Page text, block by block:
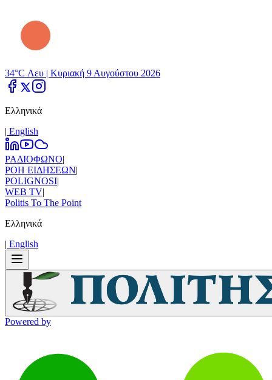
34°C Λευ | Κυριακή 9 Αυγούστου 2026
Ελληνικά
| Εnglish
ΡΑΔΙΟΦΩΝΟ|
ΡΟΗ ΕΙΔΗΣΕΩΝ|
POLIGNOSI|
WEB TV|
Politis To The Point
Ελληνικά
| Εnglish
Powered by